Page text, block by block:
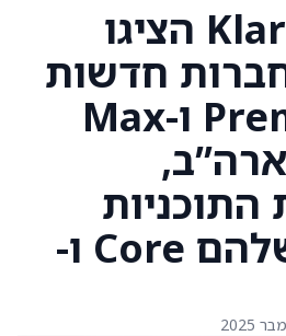
Klarna (KLAR) הציגו
חדשות
בשם Premium ו-Max
התוכניות
הנוכחיות שלהם Core ו-